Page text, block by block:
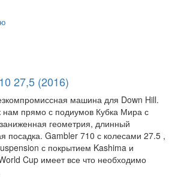
27,5 (2016)
машина для Down Hill.
нам прямо с подиумов Кубка Мира с
геометрия, длинный
посадка. Gambler 710 с колесами 27.5 ,
с покрытием Kashima и
Cup имеет все что необходимо